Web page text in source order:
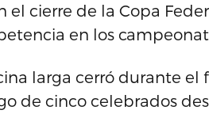
el cierre de la Copa
en los
larga cerró durante el
de cinco celebrados